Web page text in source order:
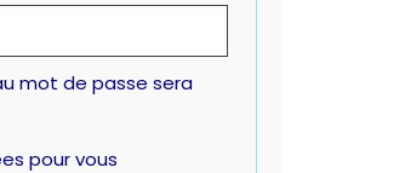
mot de passe sera
pour vous